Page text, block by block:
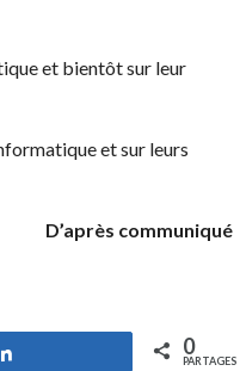
et bientôt sur leur
et sur leurs
D’après communiqué
0
PARTAGES